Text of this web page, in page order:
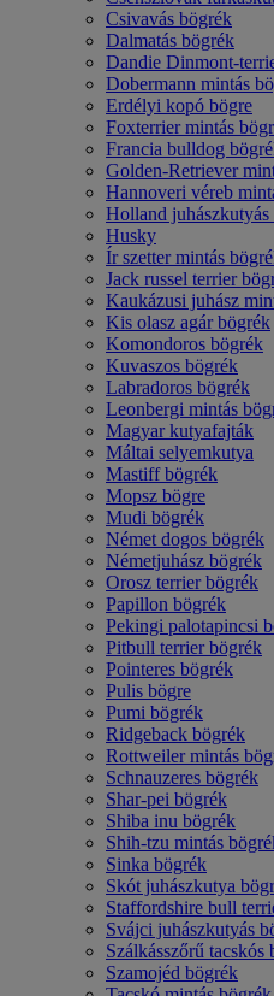
Csivavás bögrék
Dalmatás bögrék
Dandie Dinmont-
Dobermann mintás
Erdélyi kopó bögre
Foxterrier mintás
Francia bulldog
Golden-Retriever
Hannoveri véreb
Holland juhászkutyás
Husky
Ír szetter mintás
Jack russel terrier
Kaukázusi juhász
Kis olasz agár bögrék
Komondoros bögrék
Kuvaszos bögrék
Labradoros bögrék
Leonbergi mintás
Magyar kutyafajták
Máltai selyemkutya
Mastiff bögrék
Mopsz bögre
Mudi bögrék
Német dogos bögrék
Németjuhász bögrék
Orosz terrier bögrék
Papillon bögrék
Pekingi palotapincsi
Pitbull terrier bögrék
Pointeres bögrék
Pulis bögre
Pumi bögrék
Ridgeback bögrék
Rottweiler mintás
Schnauzeres bögrék
Shar-pei bögrék
Shiba inu bögrék
Shih-tzu mintás
Sinka bögrék
Skót juhászkutya
Staffordshire bull
Svájci juhászkutyás
Szálkásszőrű tacskós
Szamojéd bögrék